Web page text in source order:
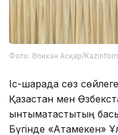
Фото: Әлихан Асқар/
Іс-шарада сөз
Қазақстан мен
ынтымақтастықтың
Бүгінде «Атамекен»